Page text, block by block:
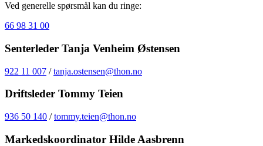
Ved generelle spørsmål kan du ringe:
66 98 31 00
Senterleder Tanja Venheim Østensen
922 11 007 /tanja.ostensen@thon.no
Driftsleder Tommy Teien
936 50 140 /tommy.teien@thon.no
Markedskoordinator Hilde Aasbrenn